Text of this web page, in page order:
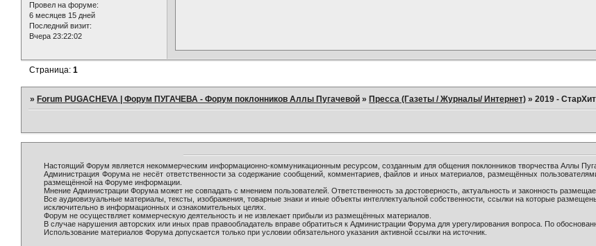
Провел на форуме:
6 месяцев 15 дней
Последний визит:
Вчера 23:22:02
Страница:1
»Forum PUGACHEVA | Форум ПУГАЧЕВА - Форум поклонников Аллы Пугачевой »Пресса (Газеты / Журналы/ Интернет) »2019 -
Настоящий Форум является некоммерческим информационно-коммуникационным ресурсом, созданным для общения поклонников творчества Аллы
Администрация Форума не несёт ответственности за содержание сообщений, комментариев, файлов и иных материалов, размещённых
размещённой на Форуме информации.
Мнение Администрации Форума может не совпадать с мнением пользователей. Ответственность за достоверность, актуальность и законность
Все аудиовизуальные материалы, тексты, изображения, товарные знаки и иные объекты интеллектуальной собственности, ссылки на которые
исключительно в информационных и ознакомительных целях.
Форум не осуществляет коммерческую деятельность и не извлекает прибыли из размещённых материалов.
В случае нарушения авторских или иных прав правообладатель вправе обратиться к Администрации Форума для урегулирования вопроса. По
Использование материалов Форума допускается только при условии обязательного указания активной ссылки на источник.